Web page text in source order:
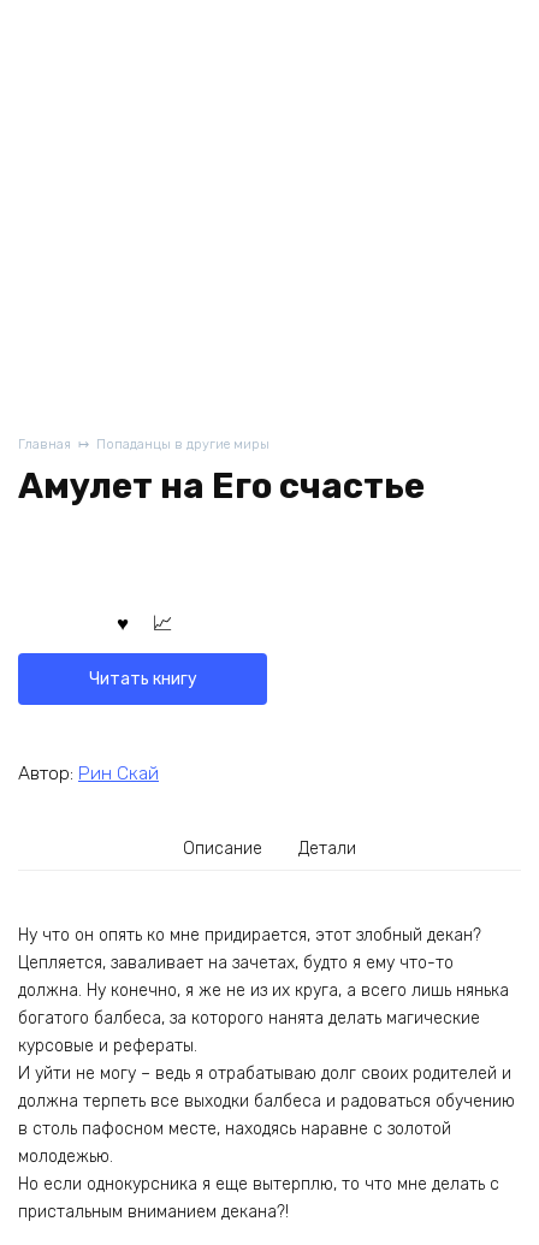
Главная Попаданцы в другие миры
Амулет на Его счастье
Читать книгу
Автор: Рин Скай
Описание Детали
Ну что он опять ко мне придирается, этот злобный декан?
Цепляется, заваливает на зачетах, будто я ему что-то
должна. Ну конечно, я же не из их круга, а всего лишь нянька
богатого балбеса, за которого нанята делать магические
курсовые и рефераты.
И уйти не могу – ведь я отрабатываю долг своих родителей и
должна терпеть все выходки балбеса и радоваться обучению
в столь пафосном месте, находясь наравне с золотой
молодежью.
Но если однокурсника я еще вытерплю, то что мне делать с
пристальным вниманием декана?!